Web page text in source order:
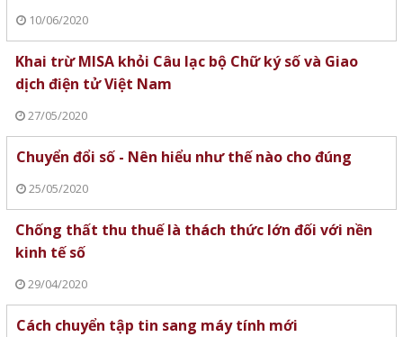
10/06/2020
Khai trừ MISA khỏi Câu lạc bộ Chữ ký số và Giao
dịch điện tử Việt Nam
27/05/2020
Chuyển đổi số - Nên hiểu như thế nào cho đúng
25/05/2020
Chống thất thu thuế là thách thức lớn đối với nền
kinh tế số
29/04/2020
Cách chuyển tập tin sang máy tính mới